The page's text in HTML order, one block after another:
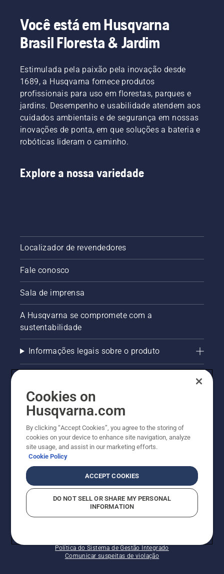
crescimento,
como a
manutenção
espaços
verdes
Você está em Husqvarna
Brasil Floresta & Jardim
Estimulada pela paixão pela inovação desde
1689, a Husqvarna fornece produtos
profissionais para uso em florestas, parques e
jardins. Desempenho e usabilidade atendem aos
cuidados ambientais e de segurança em nossas
inovações de ponta, em que soluções a bateria e
robóticas lideram o caminho.
Explore a nossa variedade
Localizador de revendedores
Fale conosco
Sala de imprensa
A Husqvarna se compromete com a
sustentabilidade
Informações legais sobre o produto
Outros sites Husqvarna
Trabalhe Conosco
Política do Sistema de Gestão Integrado
Comunicar suspeitas de violação
Cookies on
Husqvarna.com
By clicking “Accept Cookies”, you agree to the storing of
cookies on your device to enhance site navigation, analyze
site usage, and assist in our marketing efforts.
Cookie Policy
ACCEPT COOKIES
DO NOT SELL OR SHARE MY PERSONAL
INFORMATION